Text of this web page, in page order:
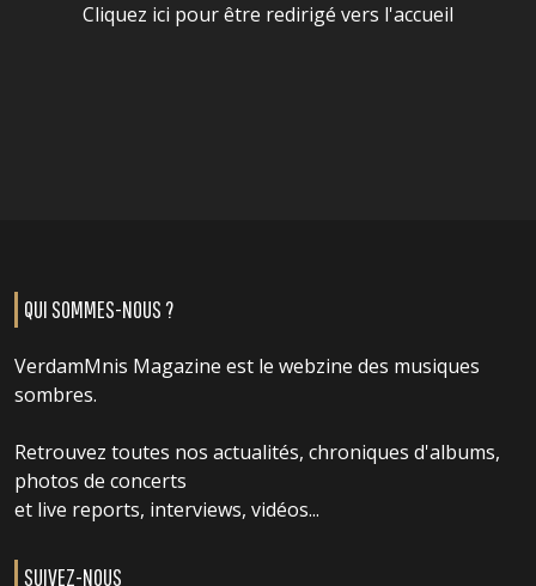
Cliquez ici pour être redirigé vers l'accueil
QUI SOMMES-NOUS ?
VerdamMnis Magazine est le webzine des musiques
sombres.
Retrouvez toutes nos actualités, chroniques d'albums,
photos de concerts
et live reports, interviews, vidéos...
SUIVEZ-NOUS